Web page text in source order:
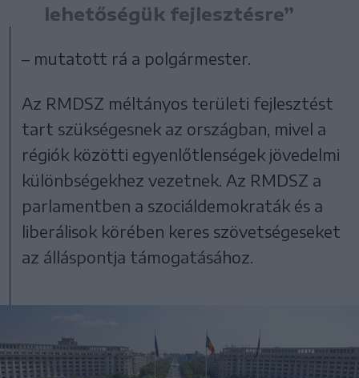
lehetőségük fejlesztésre”
– mutatott rá a polgármester.
Az RMDSZ méltányos területi fejlesztést
tart szükségesnek az országban, mivel a
régiók közötti egyenlőtlenségek jövedelmi
különbségekhez vezetnek. Az RMDSZ a
parlamentben a szociáldemokraták és a
liberálisok körében keres szövetségeseket
az álláspontja támogatásához.